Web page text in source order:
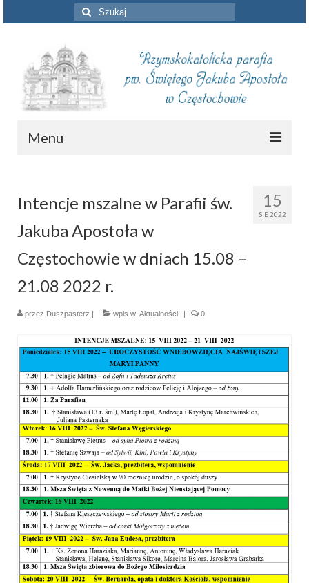
Szuklaj
w:
Menu
Intencje mszalne
Informacje duszpasterskie
Piszą o nas
Remont kościoła
Parafia
Historia
Duszpasterze
Nasz patron
Kościół Rektoracki
Vademecum
Wspólnoty parafialne
Katecheza parafialna
Niezbędnik Katolika
Kaplica Adoracji
15
SIE 2022
Intencje mszalne w Parafii św.
Jakuba Apostoła w
Częstochowie w dniach 15.08 –
21.08 2022 r.
przez Duszpasterz wpis w: Aktualności 0